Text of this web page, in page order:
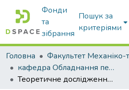
Фонди
та
зібрання
Пошук за
критеріями
Головна
кафедра Обладнання переробних і харчових виробництв ім. професора Ф.Ю. Ялпачика
Теоретичне дослідження технології вакуумного охолодження при зберіганні продукції рослинництва